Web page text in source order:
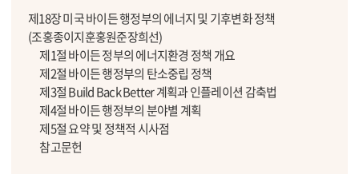
제18장 미국 바이든 행정부의 에너지 및 기후변화 정책
(조홍종이지훈홍원준장희선)
제1절 바이든 정부의 에너지환경 정책 개요
제2절 바이든 행정부의 탄소중립 정책
제3절 Build Back Better 계획과 인플레이션 감축법
제4절 바이든 행정부의 분야별 계획
제5절 요약 및 정책적 시사점
참고문헌